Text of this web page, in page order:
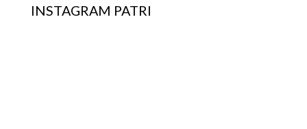
INSTAGRAM PATRI